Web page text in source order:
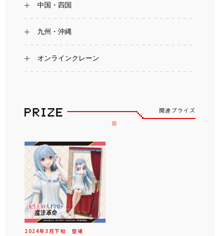
中国・四国
九州・沖縄
オンラインクレーン
関連プライズ
2024年3 月下旬 登場